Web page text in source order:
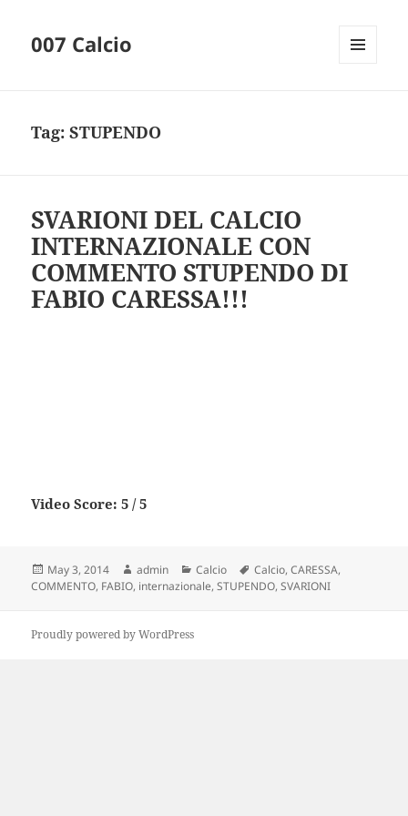
007 Calcio
Tag:STUPENDO
SVARIONI DEL CALCIO
INTERNAZIONALE CON
COMMENTO STUPENDO DI
FABIO CARESSA!!!
Video Score: 5 / 5
Posted
on
May 3, 2014 Author
admin Categories
Calcio Tags
Calcio,CARESSA,
COMMENTO, FABIO, internazionale,STUPENDO,SVARIONI
Proudly powered by WordPress